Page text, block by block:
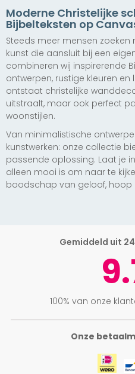
Moderne Christelijke
Bijbelteksten op
Steeds meer mensen
kunst die aansluit bij een
combineren wij inspirerende
ontwerpen, rustige kleuren en
ontstaat christelijke
uitstraalt, maar ook perfect
woonstijlen.
Van minimalistische
kunstwerken: onze collectie
passende oplossing. Laat je
alleen mooi is om naar te
boodschap van geloof, hoop
Onze
Gemiddeld uit
100% van onze